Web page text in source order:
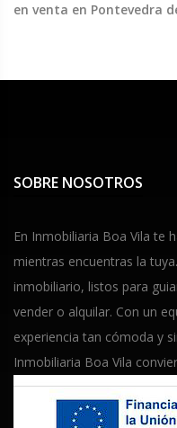
en venta en Pontevedra
SOBRE NOSOTROS
En Inmobiliaria Boa Vila te
mientras encuentras la
inmobiliario, listos para
vender o alquilar. Con un
experiencia tan cómoda y
Inmobiliaria Boa Vila